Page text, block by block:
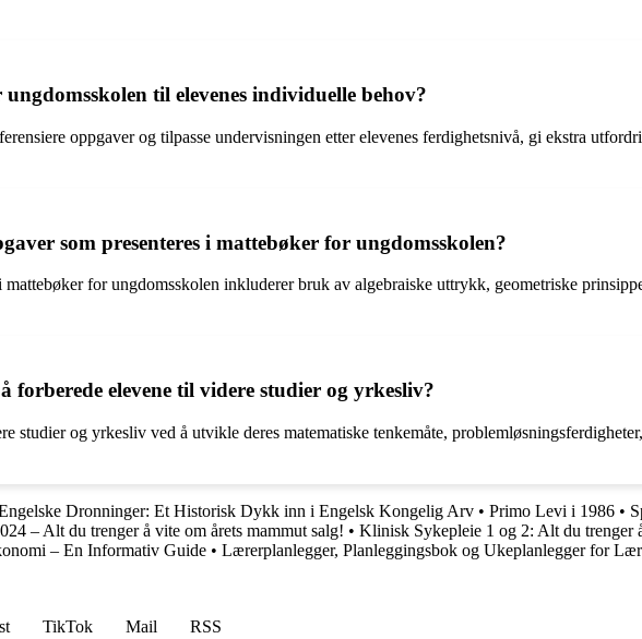
til elevenes individuelle behov?
oppgaver og tilpasse undervisningen etter elevenes ferdighetsnivå, gi ekstra
som presenteres i mattebøker for ungdomsskolen?
for ungdomsskolen inkluderer bruk av algebraiske uttrykk, geometriske
elevene til videre studier og yrkesliv?
studier og yrkesliv ved å utvikle deres matematiske tenkemåte,
Dronninger: Et Historisk Dykk inn i Engelsk Kongelig Arv • Primo Levi i 1986 •
– Alt du trenger å vite om årets mammut salg! • Klinisk Sykepleie 1 og 2: Alt du trenger
– En Informativ Guide • Lærerplanlegger, Planleggingsbok og Ukeplanlegger for
TikTok Mail
RSS